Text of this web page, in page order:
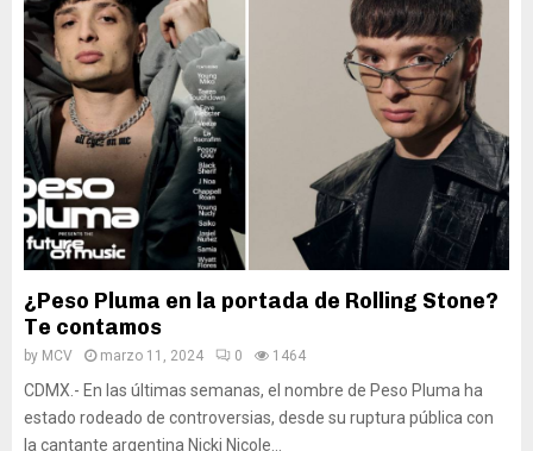
¿Peso Pluma en la portada de Rolling Stone?
Te contamos
by MCV marzo 11, 2024 0 1464
CDMX.- En las últimas semanas, el nombre de Peso Pluma ha
estado rodeado de controversias, desde su ruptura pública con
la cantante argentina Nicki Nicole...